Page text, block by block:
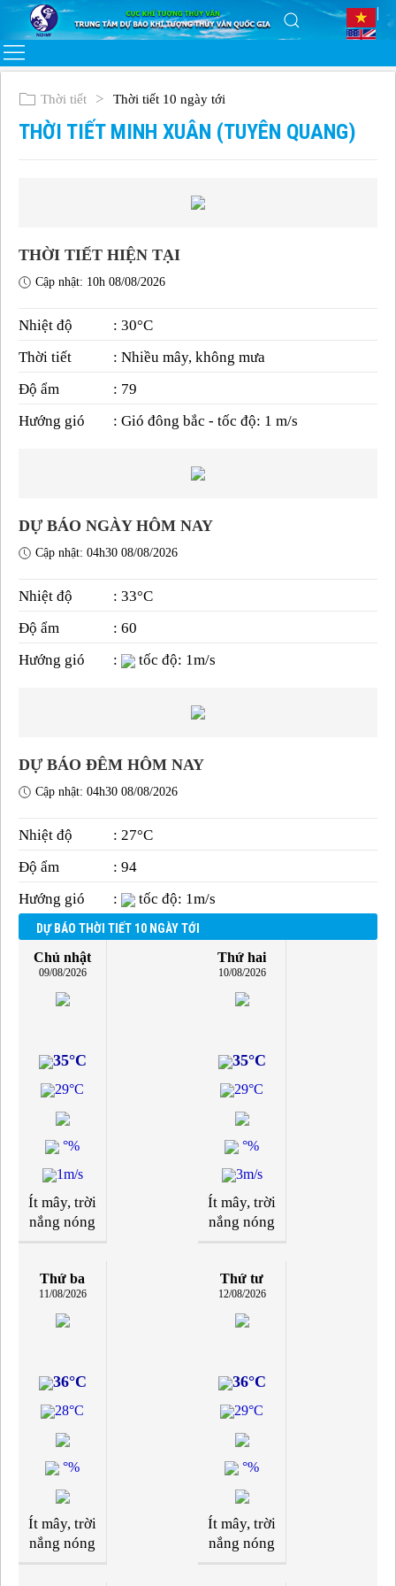
Thời tiết Thời tiết 10 ngày tới
THỜI TIẾT MINH XUÂN (TUYÊN QUANG)
THỜI TIẾT HIỆN TẠI
Cập nhật: 10h 08/08/2026
Nhiệt độ
: 30°C
Thời tiết
: Nhiều mây, không mưa
Độ ẩm
: 79
Hướng gió
: Gió đông bắc - tốc độ: 1 m/s
DỰ BÁO NGÀY HÔM NAY
Cập nhật: 04h30 08/08/2026
Nhiệt độ
: 33°C
Độ ẩm
: 60
Hướng gió
: tốc độ: 1m/s
DỰ BÁO ĐÊM HÔM NAY
Cập nhật: 04h30 08/08/2026
Nhiệt độ
: 27°C
Độ ẩm
: 94
Hướng gió
: tốc độ: 1m/s
DỰ BÁO THỜI TIẾT 10 NGÀY TỚI
Chủ nhật
09/08/2026
35°C
29°C
°%
1m/s
Ít mây, trời
nắng nóng
Thứ hai
10/08/2026
35°C
29°C
°%
3m/s
Ít mây, trời
nắng nóng
Thứ ba
11/08/2026
36°C
28°C
°%
Ít mây, trời
nắng nóng
Thứ tư
12/08/2026
36°C
29°C
°%
Ít mây, trời
nắng nóng